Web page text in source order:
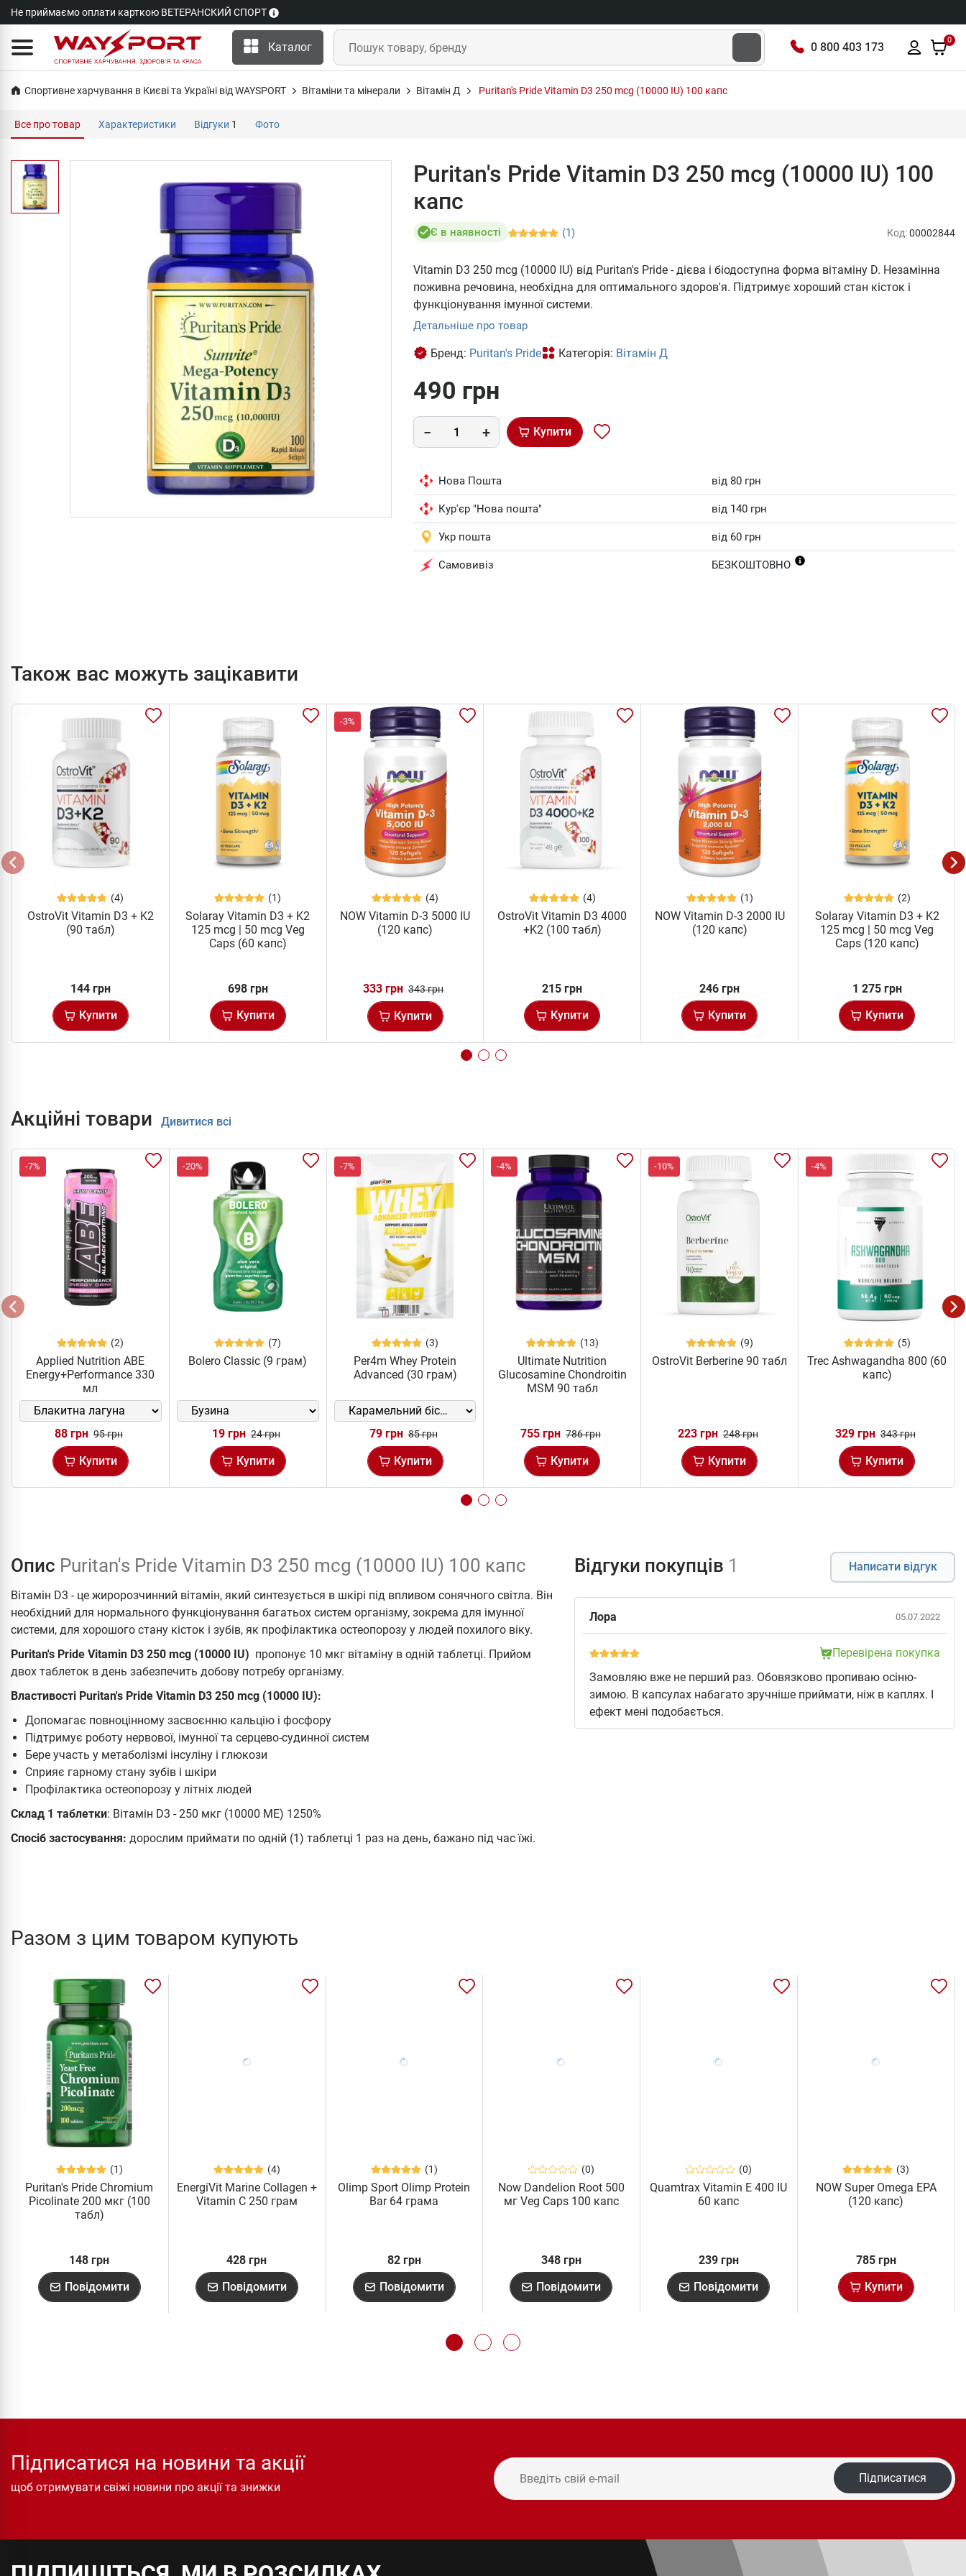
Не приймаємо оплати карткою ВЕТЕРАНСКИЙ СПОРТ
Каталог 0 800 403 173
0
Спортивне харчування в Києві та Україні від WAYSPORT Вітаміни та мінерали Вітамін Д Puritan's Pride Vitamin D3 250 mcg (10000 IU) 100 капс
Все про товар Характеристики Відгуки 1 Фото
Puritan's Pride Vitamin D3 250 mcg (10000 IU) 100
капс
Є в наявності (1) Код:00002844
Vitamin D3 250 mcg (10000 IU) від Puritan's Pride - дієва і біодоступна форма вітаміну D. Незамінна
поживна речовина, необхідна для оптимального здоров'я. Підтримує хороший стан кісток і
функціонування імунної системи.
Детальніше про товар
Бренд: Puritan's Pride Категорія: Вітамін Д
490 грн
Купити
Нова Пошта від 80 грн
Кур'єр "Нова пошта" від 140 грн
Укр пошта від 60 грн
Самовивіз БЕЗКОШТОВНО
Також вас можуть зацікавити
(4)
OstroVit Vitamin D3 + K2
(90 табл)
144 грн
Купити
(1)
Solaray Vitamin D3 + K2
125 mcg | 50 mcg Veg
Caps (60 капс)
698 грн
Купити
-3%
(4)
NOW Vitamin D-3 5000 IU
(120 капс)
333 грн 343 грн
Купити
(4)
OstroVit Vitamin D3 4000
+K2 (100 табл)
215 грн
Купити
(1)
NOW Vitamin D-3 2000 IU
(120 капс)
246 грн
Купити
(2)
Solaray Vitamin D3 + K2
125 mcg | 50 mcg Veg
Caps (120 капс)
1 275 грн
Купити
Акційні товари Дивитися всі
-7%
(2)
Applied Nutrition ABE
Energy+Performance 330
мл
88 грн 95 грн
Купити
-20%
(7)
Bolero Classic (9 грам)
19 грн 24 грн
Купити
-7%
(3)
Per4m Whey Protein
Advanced (30 грам)
79 грн 85 грн
Купити
-4%
(13)
Ultimate Nutrition
Glucosamine Chondroitin
MSM 90 табл
755 грн 786 грн
Купити
-10%
(9)
OstroVit Berberine 90 табл
223 грн 248 грн
Купити
-4%
(5)
Trec Ashwagandha 800 (60
капс)
329 грн 343 грн
Купити
Опис Puritan's Pride Vitamin D3 250 mcg (10000 IU) 100 капс
Вітамін D3 - це жиророзчинний вітамін, який синтезується в шкірі під впливом сонячного світла. Він
необхідний для нормального функціонування багатьох систем організму, зокрема для імунної
системи, для хорошого стану кісток і зубів, як профілактика остеопорозу у людей похилого віку.
Puritan's Pride Vitamin D3 250 mcg (10000 IU) пропонує 10 мкг вітаміну в одній таблетці. Прийом
двох таблеток в день забезпечить добову потребу організму.
Властивості Puritan's Pride Vitamin D3 250 mcg (10000 IU):
Допомагає повноцінному засвоєнню кальцію і фосфору
Підтримує роботу нервової, імунної та серцево-судинної систем
Бере участь у метаболізмі інсуліну і глюкози
Сприяє гарному стану зубів і шкіри
Профілактика остеопорозу у літніх людей
Склад 1 таблетки: Вітамін D3 - 250 мкг (10000 МЕ) 1250%
Спосіб застосування: дорослим приймати по одній (1) таблетці 1 раз на день, бажано під час їжі.
Відгуки покупців 1 Написати відгук
Лора 05.07.2022
Перевірена покупка
Замовляю вже не перший раз. Обовязково пропиваю осіню-
зимою. В капсулах набагато зручніше приймати, ніж в каплях. І
ефект мені подобається.
Разом з цим товаром купують
(1)
Puritan's Pride Chromium
Picolinate 200 мкг (100
табл)
148 грн
Повідомити
(4)
EnergiVit Marine Collagen +
Vitamin C 250 грам
428 грн
Повідомити
(1)
Olimp Sport Olimp Protein
Bar 64 грама
82 грн
Повідомити
(0)
Now Dandelion Root 500
мг Veg Caps 100 капс
348 грн
Повідомити
(0)
Quamtrax Vitamin E 400 IU
60 капс
239 грн
Повідомити
(3)
NOW Super Omega EPA
(120 капс)
785 грн
Купити
Підписатися на новини та акції
щоб отримувати свіжі новини про акції та знижки
Підписатися